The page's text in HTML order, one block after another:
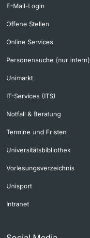
E-Mail-Login
Offene Stellen
Online Services
Personensuche (nur intern)
Unimarkt
IT-Services (ITS)
Notfall & Beratung
Termine und Fristen
Universitätsbibliothek
Vorlesungsverzeichnis
Unisport
Intranet